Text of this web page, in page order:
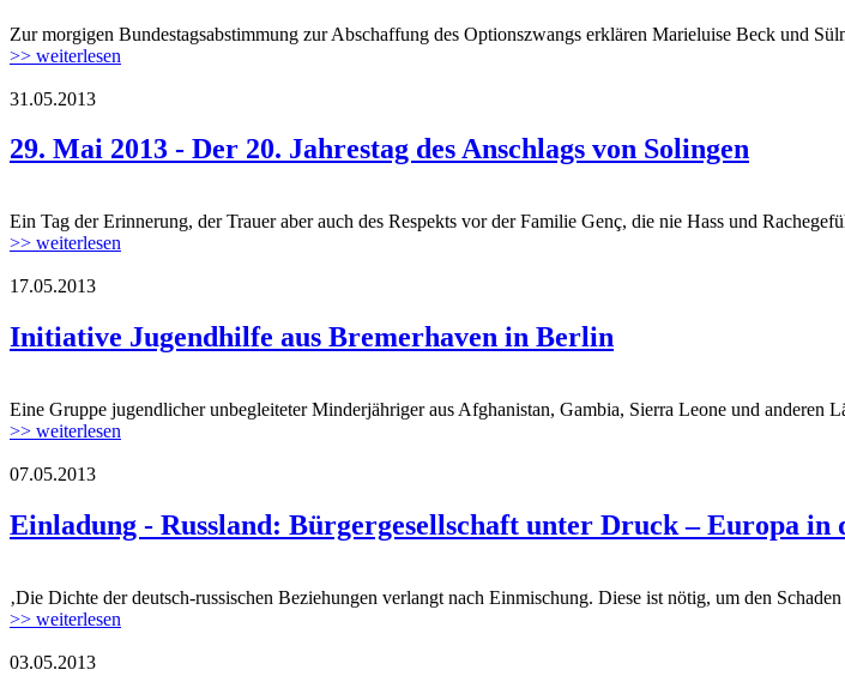
Zur morgigen Bundestagsabstimmung zur Abschaffung des Optionszwangs erklären Marieluise Beck und
>> weiterlesen
31.05.2013
29. Mai 2013 - Der 20. Jahrestag des Anschlags von Solingen
Ein Tag der Erinnerung, der Trauer aber auch des Respekts vor der Familie Genç, die nie Hass und
>> weiterlesen
17.05.2013
Initiative Jugendhilfe aus Bremerhaven in Berlin
Eine Gruppe jugendlicher unbegleiteter Minderjähriger aus Afghanistan, Gambia, Sierra Leone und anderen
>> weiterlesen
07.05.2013
Einladung - Russland: Bürgergesellschaft unter Druck – Europa in
‚Die Dichte der deutsch-russischen Beziehungen verlangt nach Einmischung. Diese ist nötig, um den
>> weiterlesen
03.05.2013